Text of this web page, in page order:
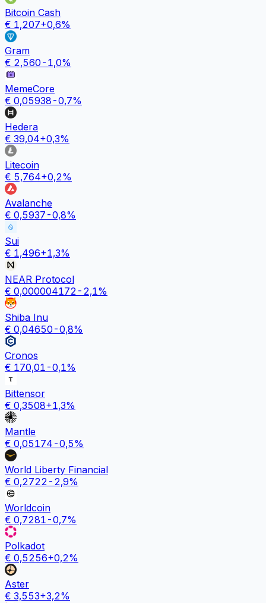
Bitcoin Cash
€ 1,207+0,6%
Gram
€ 2,560 -1,0%
MemeCore
€ 0,05938 -0,7%
Hedera
€ 39,04+0,3%
Litecoin
€ 5,764+0,2%
Avalanche
€ 0,5937 -0,8%
Sui
€ 1,496+1,3%
NEAR Protocol
€ 0,000004172 -2,1%
Shiba Inu
€ 0,04650 -0,8%
Cronos
€ 170,01 -0,1%
Bittensor
€ 0,3508+1,3%
Mantle
€ 0,05174 -0,5%
World Liberty Financial
€ 0,2722 -2,9%
Worldcoin
€ 0,7281 -0,7%
Polkadot
€ 0,5256+0,2%
Aster
€ 3,553+3,2%